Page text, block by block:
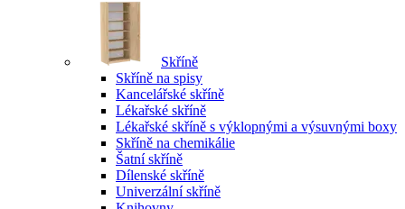
Skříně
Skříně na spisy
Kancelářské skříně
Lékařské skříně
Lékařské skříně s výklopnými a výsuvnými boxy
Skříně na chemikálie
Šatní skříně
Dílenské skříně
Univerzální skříně